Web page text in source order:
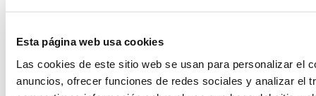
Esta página web usa cookies
Las cookies de este sitio web se usan para personalizar el
anuncios, ofrecer funciones de redes sociales y analizar el